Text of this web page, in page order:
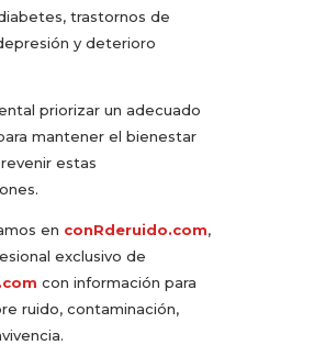
trastornos de
y deterioro
priorizar un adecuado
mantener el bienestar
estas
en conRderuido.com,
exclusivo de
con información para
ruido, contaminación,